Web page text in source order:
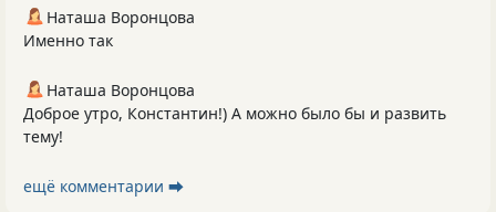
Наташа Воронцова
Именно так
Наташа Воронцова
Доброе утро, Константин!) А можно было бы и развить
тему!
ещё комментарии ⮕